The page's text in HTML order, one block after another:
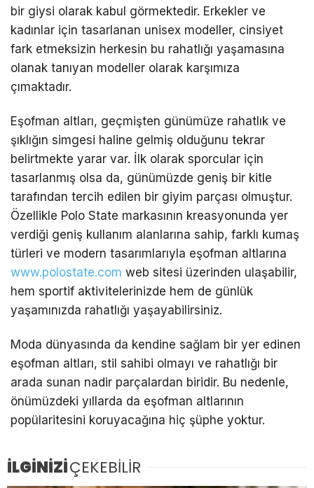
bir giysi olarak kabul görmektedir. Erkekler ve
kadınlar için tasarlanan unisex modeller, cinsiyet
fark etmeksizin herkesin bu rahatlığı yaşamasına
olanak tanıyan modeller olarak karşımıza
çımaktadır.
Eşofman altları, geçmişten günümüze rahatlık ve
şıklığın simgesi haline gelmiş olduğunu tekrar
belirtmekte yarar var. İlk olarak sporcular için
tasarlanmış olsa da, günümüzde geniş bir kitle
tarafından tercih edilen bir giyim parçası olmuştur.
Özellikle Polo State markasının kreasyonunda yer
verdiği geniş kullanım alanlarına sahip, farklı kumaş
türleri ve modern tasarımlarıyla eşofman altlarına
www.polostate.com web sitesi üzerinden ulaşabilir,
hem sportif aktivitelerinizde hem de günlük
yaşamınızda rahatlığı yaşayabilirsiniz.
Moda dünyasında da kendine sağlam bir yer edinen
eşofman altları, stil sahibi olmayı ve rahatlığı bir
arada sunan nadir parçalardan biridir. Bu nedenle,
önümüzdeki yıllarda da eşofman altlarının
popülaritesini koruyacağına hiç şüphe yoktur.
İLGİNİZİÇEKEBİLİR